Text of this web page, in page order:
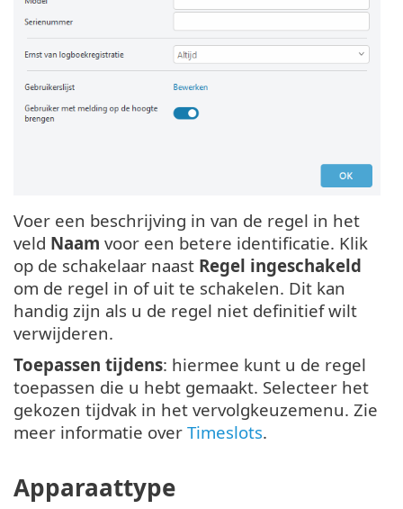
Voer een beschrijving in van de regel in het
veld Naam voor een betere identificatie. Klik
op de schakelaar naast Regel ingeschakeld
om de regel in of uit te schakelen. Dit kan
handig zijn als u de regel niet definitief wilt
verwijderen.
Toepassen tijdens: hiermee kunt u de regel
toepassen die u hebt gemaakt. Selecteer het
gekozen tijdvak in het vervolgkeuzemenu. Zie
meer informatie over Timeslots.
Apparaattype